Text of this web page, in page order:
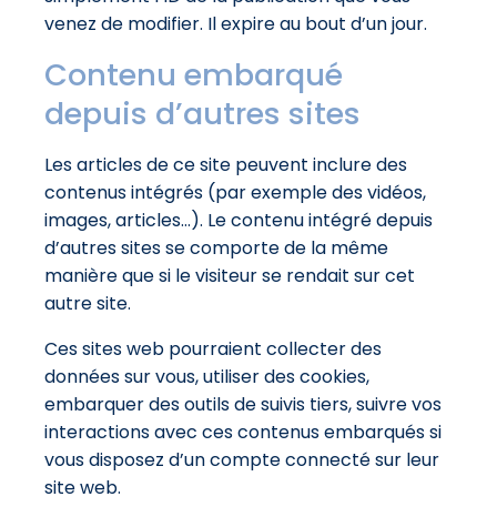
venez de modifier. Il expire au bout d’un jour.
Contenu embarqué
depuis d’autres sites
Les articles de ce site peuvent inclure des
contenus intégrés (par exemple des vidéos,
images, articles…). Le contenu intégré depuis
d’autres sites se comporte de la même
manière que si le visiteur se rendait sur cet
autre site.
Ces sites web pourraient collecter des
données sur vous, utiliser des cookies,
embarquer des outils de suivis tiers, suivre vos
interactions avec ces contenus embarqués si
vous disposez d’un compte connecté sur leur
site web.